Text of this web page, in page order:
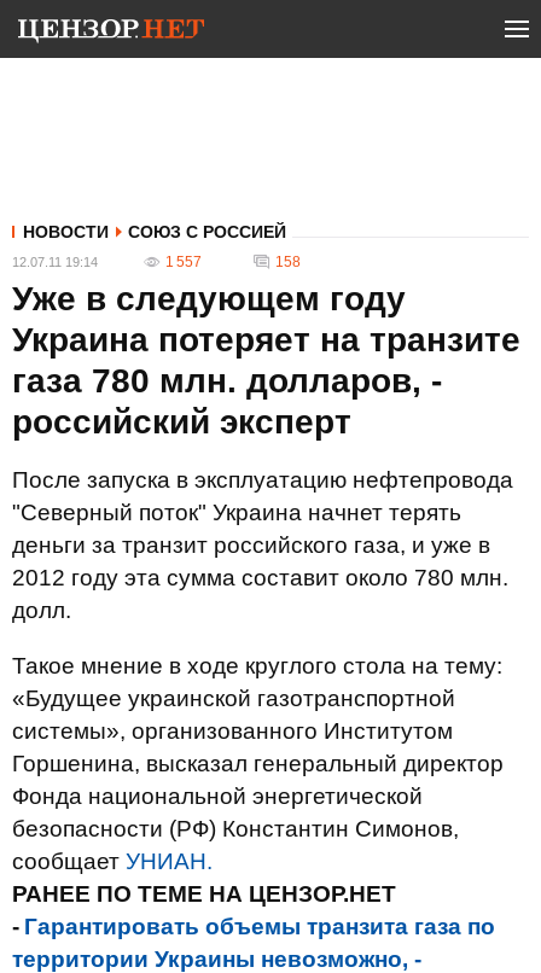
НОВОСТИ СОЮЗ С РОССИЕЙ
12.07.11 19:14 1 557 158
Уже в следующем году
Украина потеряет на транзите
газа 780 млн. долларов, -
российский эксперт
После запуска в эксплуатацию нефтепровода
"Северный поток" Украина начнет терять
деньги за транзит российского газа, и уже в
2012 году эта сумма составит около 780 млн.
долл.
Такое мнение в ходе круглого стола на тему:
«Будущее украинской газотранспортной
системы», организованного Институтом
Горшенина, высказал генеральный директор
Фонда национальной энергетической
безопасности (РФ) Константин Симонов,
сообщает УНИАН.
РАНЕЕ ПО ТЕМЕ НА ЦЕНЗОР.НЕТ
- Гарантировать объемы транзита газа по
территории Украины невозможно, -